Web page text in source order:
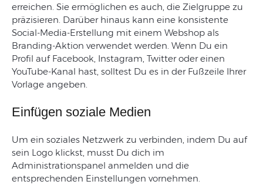
erreichen Sie ermöglichen es auch die Zielgruppe zu
präzisieren Darüber hinaus kann eine konsistente
Social-Media-Erstellung mit einem Webshop als
Branding-Aktion verwendet werden Wenn Du ein
Profil auf Facebook Instagram , Twitter oder einen
YouTube-Kanal hast solltest Du es in der Fußzeile Ihrer
Vorlage angeben
Einfügen soziale Medien
Um ein soziales Netzwerk zu verbinden indem Du auf
sein Logo klickst musst Du dich im
Administrationspanel anmelden und die
entsprechenden Einstellungen vornehmen